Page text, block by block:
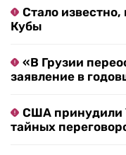
Стало
Кубы
«В Грузии
заявление в
США принудили
тайных